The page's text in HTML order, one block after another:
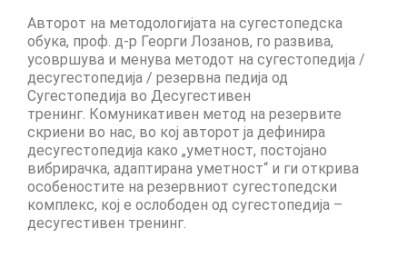
Applied Arts Skopje, Photography – Day 5 |
HOME RUN
CULTART project
Coming Soon: A Cultural Revolution Begins!
Cultart Book
CultArt in the News
Авторот на методологијата на сугестопедска
обука, проф. д-р Георги Лозанов, го развива,
усовршува и менува методот на сугестопедија /
десугестопедија / резервна педија од
Сугестопедија во Десугестивен
тренинг. Комуникативен метод на резервите
скриени во нас, во кој авторот ја дефинира
десугестопедија како „уметност, постојано
вибрирачка, адаптирана уметност“ и ги открива
особеностите на резервниот сугестопедски
комплекс, кој е ослободен од сугестопедија –
десугестивен тренинг.